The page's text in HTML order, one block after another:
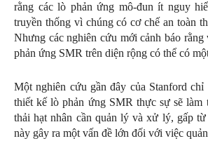
rằng các lò phản ứng mô-đun ít nguy
truyền thống vì chúng có cơ chế an toàn
Nhưng các nghiên cứu mới cảnh báo
phản ứng SMR trên diện rộng có thể có
Một nghiên cứu gần đây của Stanford chỉ
thiết kế lò phản ứng SMR thực sự sẽ làm
thải hạt nhân cần quản lý và xử lý, gấp
này gây ra một vấn đề lớn đối với việc